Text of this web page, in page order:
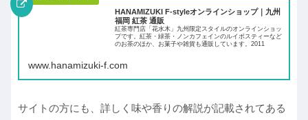
HANAMIZUKI F-styleオンラインショップ｜九州
福岡 紅茶 通販
紅茶専門店「花水木」九州限定スタイルのオンラインショッ
プです。紅茶・緑茶・ノンカフェインのルイボスティーなど
のお茶のほか、お菓子や雑貨も通販しています。2011
www.hanamizuki-f.com
サイトの方にも、詳しく味や香りの解説が記載されてある